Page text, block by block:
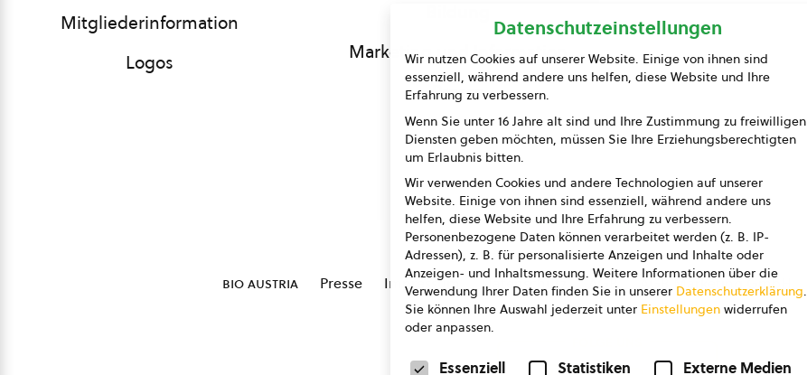
Mitgliederinformation
Logos
Marketing und Information
Presse
Kontakt
bio austria Presse Impressum Datenschutz AGB AGB Marketing GmbH
Datenschutzeinstellungen
Wir nutzen Cookies auf unserer Website. Einige von ihnen sind
essenziell, während andere uns helfen, diese Website und Ihre
Erfahrung zu verbessern.
Wenn Sie unter 16 Jahre alt sind und Ihre Zustimmung zu freiwilligen
Diensten geben möchten, müssen Sie Ihre Erziehungsberechtigten
um Erlaubnis bitten.
Wir verwenden Cookies und andere Technologien auf unserer
Website. Einige von ihnen sind essenziell, während andere uns
helfen, diese Website und Ihre Erfahrung zu verbessern.
Personenbezogene Daten können verarbeitet werden (z. B. IP-
Adressen), z. B. für personalisierte Anzeigen und Inhalte oder
Anzeigen- und Inhaltsmessung. Weitere Informationen über die
Verwendung Ihrer Daten finden Sie in unserer Datenschutzerklärung.
Sie können Ihre Auswahl jederzeit unter Einstellungen widerrufen
oder anpassen.
Datenschutzeinstellungen
Essenziell Statistiken Externe Medien